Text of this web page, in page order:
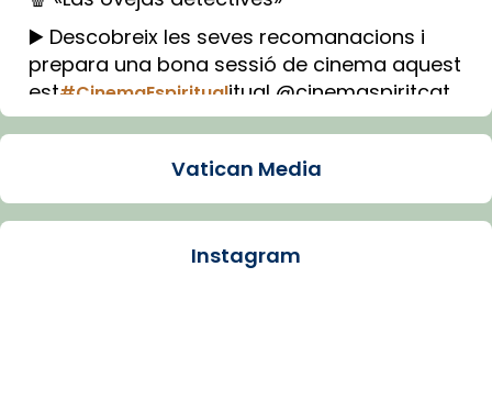
▶️ Descobreix les seves recomanacions i
prepara una bona sessió de cinema aquest
est#CinemaEspiritualitual @cinemaspiritcat
Imatge: Generada amb IA (OpenAI)
Arquebisbat de Barcelona
Vatican Media
Instagram